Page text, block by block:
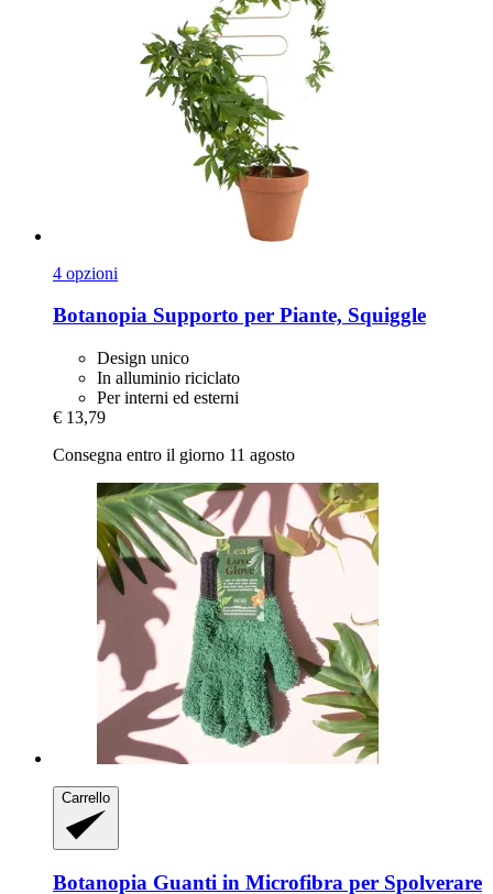
4 opzioni
Botanopia Supporto per Piante, Squiggle
Design unico
In alluminio riciclato
Per interni ed esterni
€ 13,79
Consegna entro il giorno 11 agosto
Carrello
Botanopia Guanti in Microfibra per Spolverare